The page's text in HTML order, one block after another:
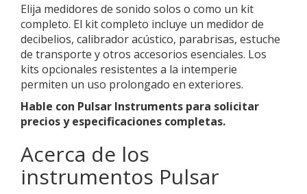
Elija medidores de sonido solos o como un kit
completo. El kit completo incluye un medidor de
decibelios, calibrador acústico, parabrisas, estuche
de transporte y otros accesorios esenciales. Los
kits opcionales resistentes a la intemperie
permiten un uso prolongado en exteriores.
Hable con Pulsar Instruments para solicitar
precios y especificaciones completas.
Acerca de los
instrumentos Pulsar